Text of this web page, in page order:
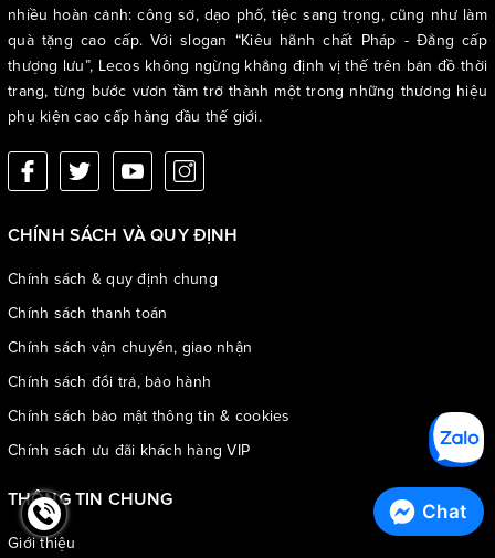
nhiều hoàn cảnh: công sở, dạo phố, tiệc sang trọng, cũng như làm
quà tặng cao cấp. Với slogan “Kiêu hãnh chất Pháp - Đẳng cấp
thượng lưu”, Lecos không ngừng khẳng định vị thế trên bản đồ thời
trang, từng bước vươn tầm trở thành một trong những thương hiệu
phụ kiện cao cấp hàng đầu thế giới.
CHÍNH SÁCH VÀ QUY ĐỊNH
Chính sách & quy định chung
Chính sách thanh toán
Chính sách vận chuyển, giao nhận
Chính sách đổi trả, bảo hành
Chính sách bảo mật thông tin & cookies
Chính sách ưu đãi khách hàng VIP
THÔNG TIN CHUNG
Giới thiệu
Chat